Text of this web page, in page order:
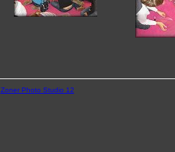
Zoner Photo Studio 12